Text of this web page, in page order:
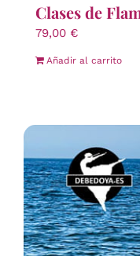
Clases de
79,00 €
Añadir al carrito